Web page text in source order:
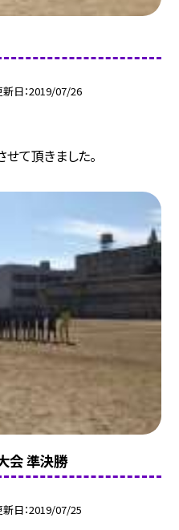
新日 2019/07/26
て頂きました。
会 準決勝
新日 2019/07/25